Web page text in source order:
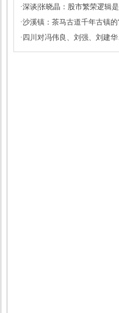
·深谈|张晓晶：股市繁荣逻辑
·沙溪镇：茶马古道千年古镇的
· 四川对冯伟良、刘强、刘建